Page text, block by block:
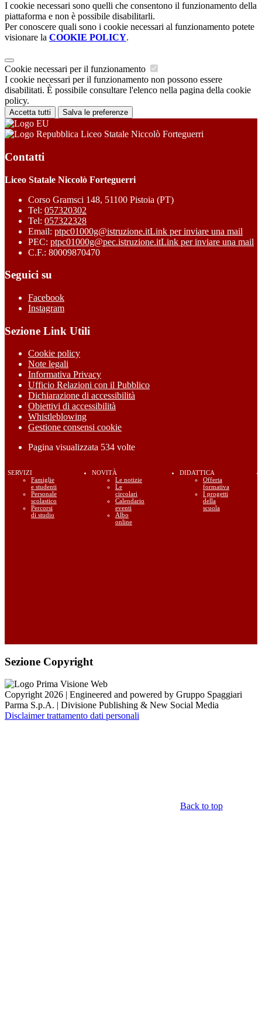
I cookie necessari sono quelli che consentono il funzionamento della
piattaforma e non è possibile disabilitarli.
Per conoscere quali sono i cookie necessari al funzionamento potete
visionare la COOKIE POLICY.
Cookie necessari per il funzionamento
I cookie necessari per il funzionamento non possono essere
disabilitati. È possibile consultare l'elenco nella pagina della cookie
policy.
Accetta tutti Salva le preferenze
Liceo Statale Niccolò Forteguerri
Contatti
Liceo Statale Niccolò Forteguerri
Corso Gramsci 148, 51100 Pistoia (PT)
Tel: 057320302
Tel: 057322328
Email: ptpc01000g@istruzione.itLink per inviare una mail
PEC: ptpc01000g@pec.istruzione.itLink per inviare una mail
C.F.: 80009870470
Seguici su
Facebook
Instagram
Sezione Link Utili
Cookie policy
Note legali
Informativa Privacy
Ufficio Relazioni con il Pubblico
Dichiarazione di accessibilità
Obiettivi di accessibilità
Whistleblowing
Gestione consensi cookie
Pagina visualizzata 534 volte
SERVIZI
Famiglie
e studenti
Personale
scolastico
Percorsi
di studio
NOVITÀ
Le notizie
Le
circolari
Calendario
eventi
Albo
online
DIDATTICA
Offerta
formativa
I progetti
della
scuola
Sezione Copyright
Copyright 2026 | Engineered and powered by Gruppo Spaggiari
Parma S.p.A. | Divisione Publishing & New Social Media
Disclaimer trattamento dati personali
Back to top